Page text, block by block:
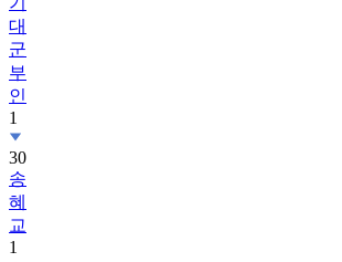
대
군
부
인
1
30
송
혜
교
1